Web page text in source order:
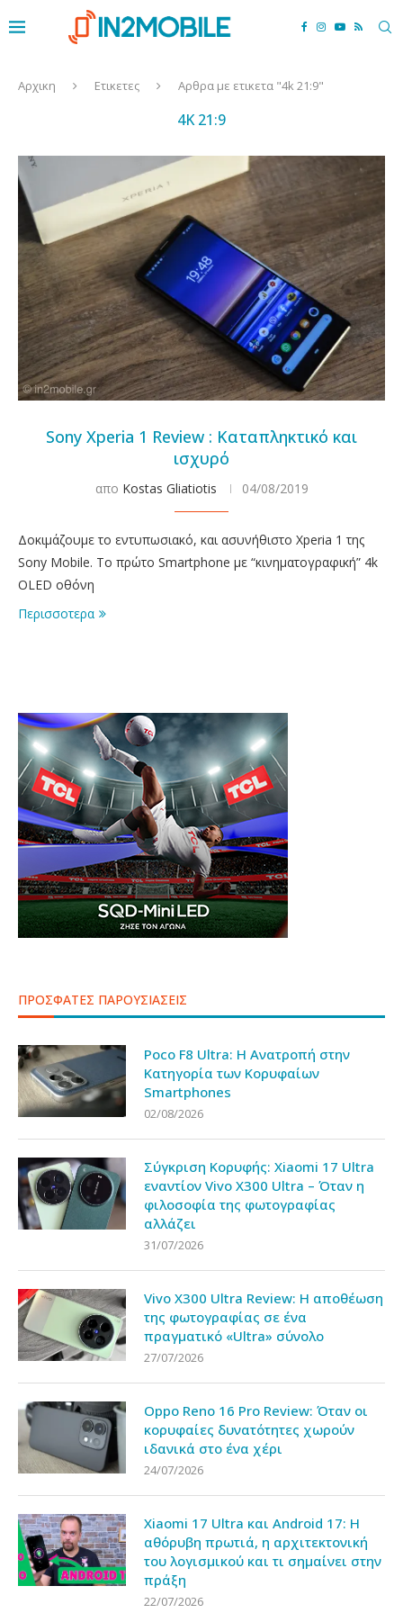
Αρχικη Ετικετες Αρθρα με ετικετα "4k 21:9"
4K 21:9
Sony Xperia 1 Review : Καταπληκτικό και
ισχυρό
απο Kostas Gliatiotis 04/08/2019
Δοκιμάζουμε το εντυπωσιακό, και ασυνήθιστο Xperia 1 της
Sony Mobile. Το πρώτο Smartphone με “κινηματογραφική” 4k
OLED οθόνη
Περισσοτερα
ΠΡΟΣΦΑΤΕΣ ΠΑΡΟΥΣΙΑΣΕΙΣ
Poco F8 Ultra: Η Ανατροπή στην
Κατηγορία των Κορυφαίων
Smartphones
02/08/2026
Σύγκριση Κορυφής: Xiaomi 17 Ultra
εναντίον Vivo X300 Ultra – Όταν η
φιλοσοφία της φωτογραφίας
αλλάζει
31/07/2026
Vivo X300 Ultra Review: Η αποθέωση
της φωτογραφίας σε ένα
πραγματικό «Ultra» σύνολο
27/07/2026
Oppo Reno 16 Pro Review: Όταν οι
κορυφαίες δυνατότητες χωρούν
ιδανικά στο ένα χέρι
24/07/2026
Xiaomi 17 Ultra και Android 17: Η
αθόρυβη πρωτιά, η αρχιτεκτονική
του λογισμικού και τι σημαίνει στην
πράξη
22/07/2026